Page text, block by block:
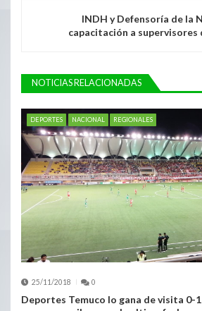
INDH y Defensoría de la
capacitación a supervisores
NOTICIAS RELACIONADAS
DEPORTES NACIONAL REGIONALES
25/11/2018 0
Deportes Temuco lo gana de visita 0-1